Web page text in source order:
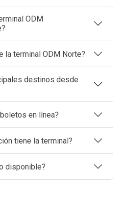
ODM
la terminal ODM Norte?
destinos desde
en línea?
tiene la terminal?
disponible?